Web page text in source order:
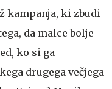
kampanja, ki zbudi
da malce bolje
ko si ga
drugega večjega